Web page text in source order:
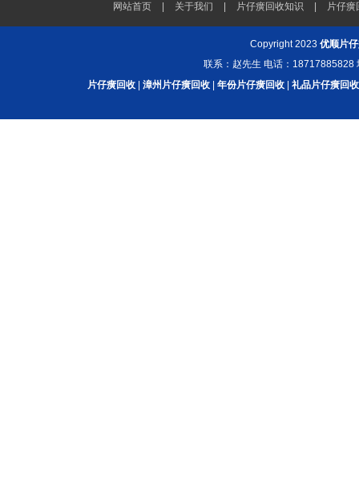
网站首页 关于我们 片仔癀回收知识 片仔癀
Copyright 2023 优顺片
联系：赵先生 电话：18717885828
片仔癀回收
漳州片仔癀回收 年份片仔癀回收 礼品片仔癀回收